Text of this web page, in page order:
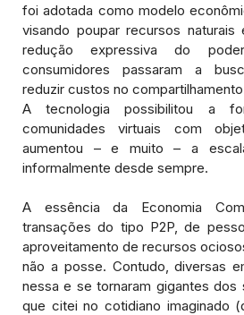
foi adotada como modelo
visando poupar recursos
redução expressiva do
consumidores passaram a
reduzir custos no
A tecnologia possibilitou a
comunidades virtuais com
aumentou – e muito – a
informalmente desde sempre.
A essência da Economia
transações do tipo P2P, de
aproveitamento de recursos
não a posse. Contudo, diversas
nessa e se tornaram gigantes dos
que citei no cotidiano imaginado